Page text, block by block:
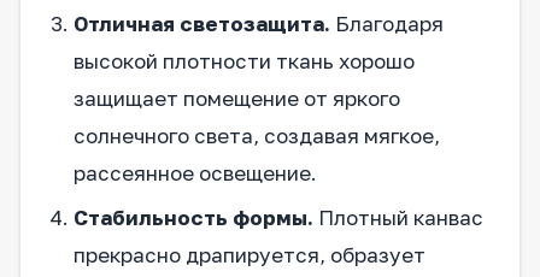
Отличная светозащита. Благодаря
высокой плотности ткань хорошо
защищает помещение от яркого
солнечного света, создавая мягкое,
рассеянное освещение.
Стабильность формы. Плотный канвас
прекрасно драпируется, образует